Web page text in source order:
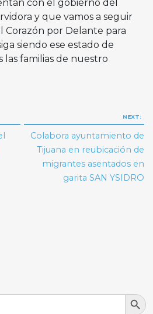
con el gobierno del
y que vamos a seguir
Corazón por Delante para
siendo ese estado de
las familias de nuestro
NEXT:
Colabora ayuntamiento de
Tijuana en reubicación de
migrantes asentados en
garita SAN YSIDRO
Search